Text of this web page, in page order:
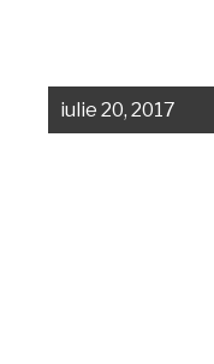
iulie 20, 2017